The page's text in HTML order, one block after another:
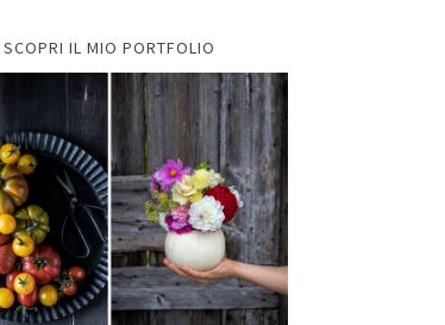
SCOPRI IL MIO PORTFOLIO